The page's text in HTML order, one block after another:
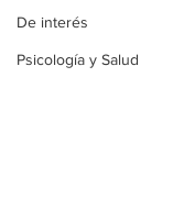
De interés
Psicología y Salud